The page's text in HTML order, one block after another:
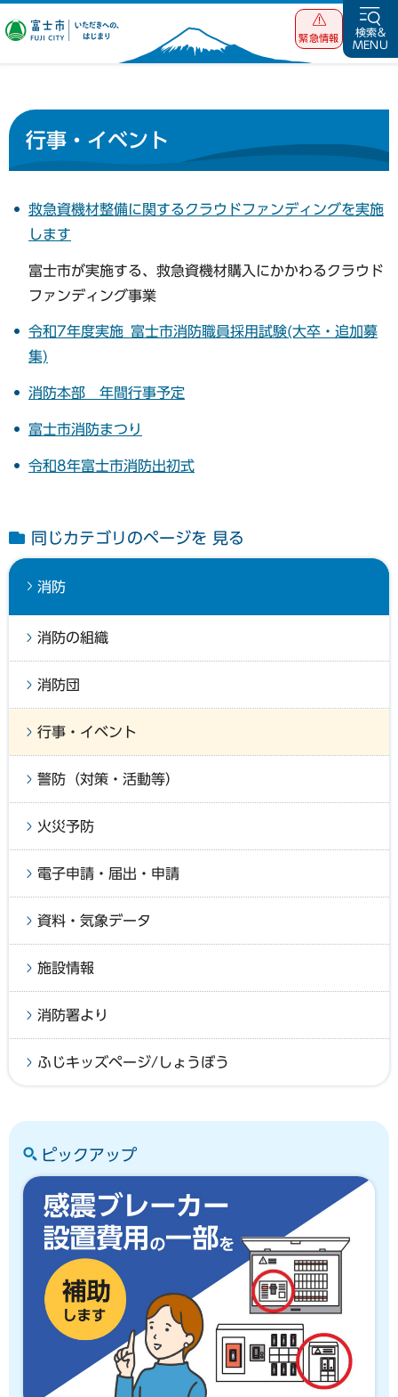
富士市 いただ
緊急情報
検索&
MENU
行事・イベント
救急資機材整備に関するクラウドファンディングを実施
します
富士市が実施する、救急資機材購入にかかわるクラウド
ファンディング事業
令和7年度実施_富士市消防職員採用試験(大卒・追加募
集)
消防本部 年間行事予定
富士市消防まつり
令和8年富士市消防出初式
同じカテゴリのページを 見る
消防
消防の組織
消防団
行事・イベント
警防（対策・活動等）
火災予防
電子申請・届出・申請
資料・気象データ
施設情報
消防署より
ふじキッズページ/しょうぼう
ピックアップ